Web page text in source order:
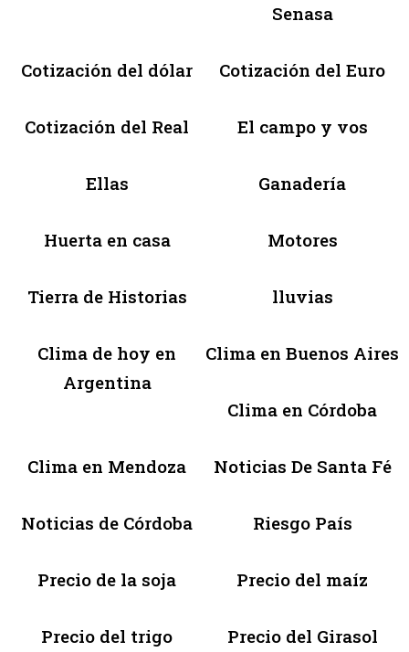
Senasa
Cotización del dólar Cotización del Euro
Cotización del Real El campo y vos
Ellas Ganadería
Huerta en casa Motores
Tierra de Historias lluvias
Clima de hoy en
Argentina
Clima en Buenos Aires
Clima en Córdoba
Clima en Mendoza Noticias De Santa Fé
Noticias de Córdoba Riesgo País
Precio de la soja Precio del maíz
Precio del trigo Precio del Girasol